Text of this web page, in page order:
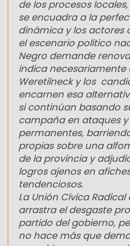
de los procesos
se encuadra a la
dinámica y los actores
el escenario político
Negro demande
indica necesariamente
Weretilneck y los
encarnen esa
si continúan basando
campaña en ataques
permanentes,
propias sobre una
de la provincia y
logros ajenos en
tendenciosos.
La Unión Cívica Radical
arrastra el desgaste
partido del gobierno,
no hace más que